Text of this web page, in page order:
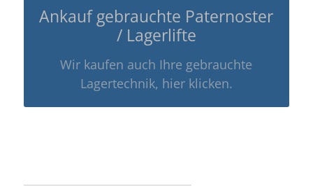
Ankauf gebrauchte Paternoster
/ Lagerlifte
Wir kaufen auch Ihre gebrauchte
Lagertechnik, hier klicken.